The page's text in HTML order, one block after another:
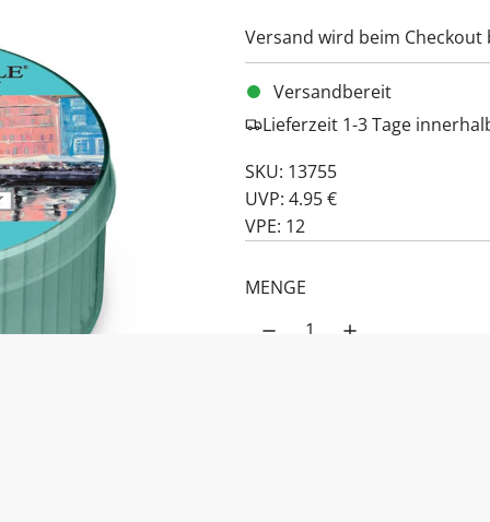
Versand wird beim Checkout
Versandbereit
Lieferzeit 1-3 Tage
SKU: 13755
UVP: 4.95 €
VPE: 12
MENGE
Salt Water